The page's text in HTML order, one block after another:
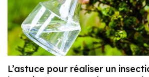
L’astuce pour réaliser un